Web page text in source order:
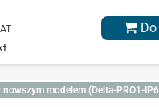
modelem (Delta-PRO1-